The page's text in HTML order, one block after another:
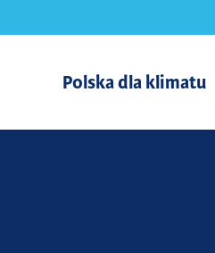
Polska dla klimatu